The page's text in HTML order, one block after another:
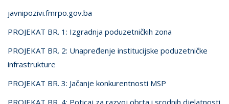
javnipozivi.fmrpo.gov.ba
PROJEKAT BR. 1: Izgradnja poduzetničkih zona
PROJEKAT BR. 2: Unapređenje institucijske poduzetničke
infrastrukture
PROJEKAT BR. 3: Jačanje konkurentnosti MSP